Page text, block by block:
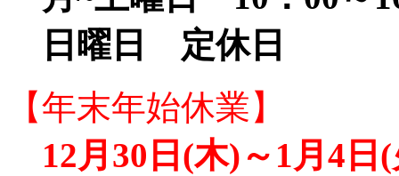
日曜日 定休日
【年末年始休業】
12月30日(木)～1月4日